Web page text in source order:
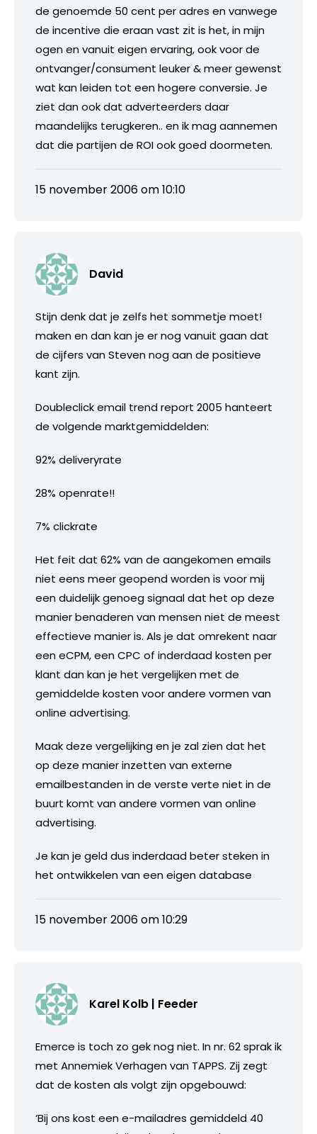
de genoemde 50 cent per adres en vanwege
de incentive die eraan vast zit is het, in mijn
ogen en vanuit eigen ervaring, ook voor de
ontvanger/consument leuker & meer gewenst
wat kan leiden tot een hogere conversie. Je
ziet dan ook dat adverteerders daar
maandelijks terugkeren.. en ik mag aannemen
dat die partijen de ROI ook goed doormeten.
15 november 2006 om 10:10
David
Stijn denk dat je zelfs het sommetje moet!
maken en dan kan je er nog vanuit gaan dat
de cijfers van Steven nog aan de positieve
kant zijn.
Doubleclick email trend report 2005 hanteert
de volgende marktgemiddelden:
92% deliveryrate
28% openrate!!
7% clickrate
Het feit dat 62% van de aangekomen emails
niet eens meer geopend worden is voor mij
een duidelijk genoeg signaal dat het op deze
manier benaderen van mensen niet de meest
effectieve manier is. Als je dat omrekent naar
een eCPM, een CPC of inderdaad kosten per
klant dan kan je het vergelijken met de
gemiddelde kosten voor andere vormen van
online advertising.
Maak deze vergelijking en je zal zien dat het
op deze manier inzetten van externe
emailbestanden in de verste verte niet in de
buurt komt van andere vormen van online
advertising.
Je kan je geld dus inderdaad beter steken in
het ontwikkelen van een eigen database
15 november 2006 om 10:29
Karel Kolb | Feeder
Emerce is toch zo gek nog niet. In nr. 62 sprak ik
met Annemiek Verhagen van TAPPS. Zij zegt
dat de kosten als volgt zijn opgebouwd:
‘Bij ons kost een e-mailadres gemiddeld 40